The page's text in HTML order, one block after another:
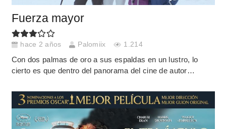
Fuerza mayor
hace 2 años Palomiix 1.214
Con dos palmas de oro a sus espaldas en un lustro, lo
cierto es que dentro del panorama del cine de autor…